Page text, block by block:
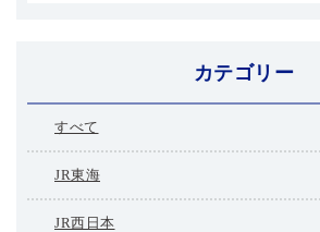
カテゴリー
すべて
JR東海
JR西日本